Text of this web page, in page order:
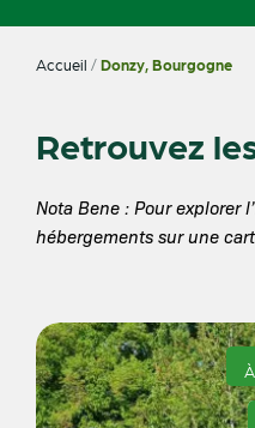
Accueil /Donzy, Bourgogne
Retrouvez
Nota Bene : Pour explorer
hébergements sur une